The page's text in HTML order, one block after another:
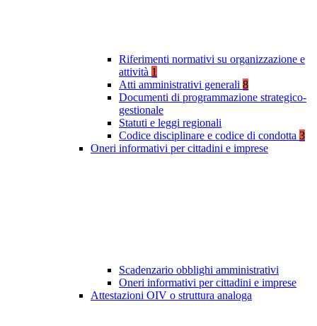
Riferimenti normativi su organizzazione e
attività 1
Atti amministrativi generali 8
Documenti di programmazione strategico-
gestionale
Statuti e leggi regionali
Codice disciplinare e codice di condotta 3
Oneri informativi per cittadini e imprese
Scadenzario obblighi amministrativi
Oneri informativi per cittadini e imprese
Attestazioni OIV o struttura analoga